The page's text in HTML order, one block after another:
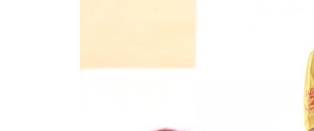
แบบฟอร์มบริหารงานบุคคล